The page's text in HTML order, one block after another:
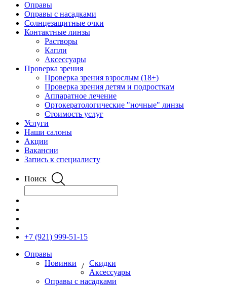
Оправы
Оправы с насадками
Солнцезащитные очки
Контактные линзы
Растворы
Капли
Аксессуары
Проверка зрения
Проверка зрения взрослым (18+)
Проверка зрения детям и подросткам
Аппаратное лечение
Ортокератологические "ночные" линзы
Стоимость услуг
Услуги
Наши салоны
Акции
Вакансии
Запись к специалисту
Поиск
+7 (921) 999-51-15
Оправы
Новинки
/ Скидки
Аксессуары
Оправы с насадками